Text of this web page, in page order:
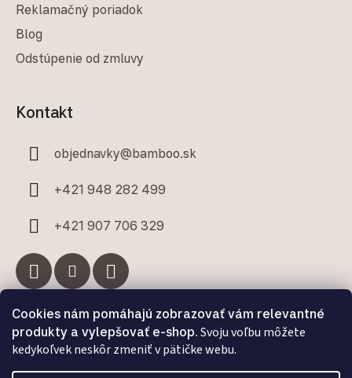
Cookies nám pomáhajú zobrazovať vám relevantné
produkty a vylepšovať e-shop. Svoju voľbu môžete
kedykoľvek neskôr zmeniť v pätičke webu.
Reklamačný poriadok
Blog
Odstúpenie od zmluvy
Kontakt
objednavky@bamboo.sk
+421 948 282 499
+421 907 706 329
Facebook